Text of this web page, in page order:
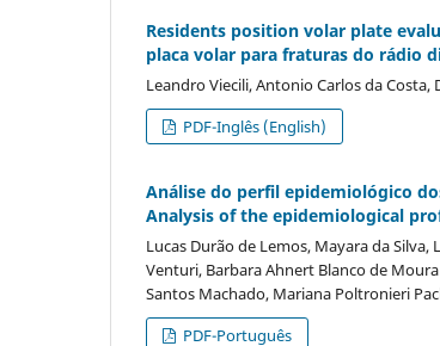
Residents position volar plate
placa volar para fraturas do rádio
Leandro Viecili, Antonio Carlos da
PDF-Inglês (English)
Análise do perfil epidemiológico
Analysis of the epidemiological
Lucas Durão de Lemos, Mayara da
Venturi, Barbara Ahnert Blanco de
Santos Machado, Mariana Poltronieri
PDF-Português